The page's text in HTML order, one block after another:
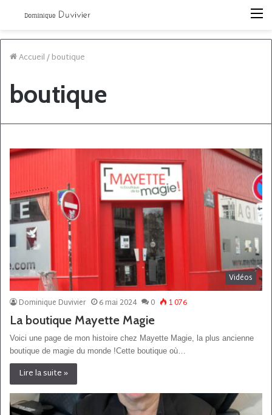
Accueil/boutique
boutique
Vidéos
Dominique Duvivier
6 mai 2024 0 1 076
La boutique Mayette Magie
Voici une page de mon histoire chez Mayette Magie, la plus ancienne
boutique de magie du monde !Cette boutique où…
Lire la suite »